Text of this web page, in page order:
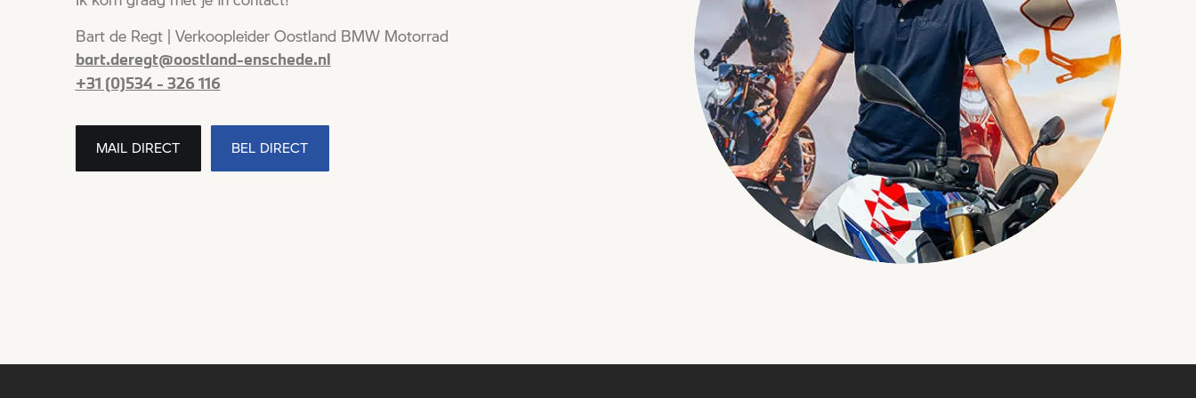
Bart de Regt | Verkoopleider Oostland BMW Motorrad
bart.deregt@oostland-enschede.nl
+31 (0)534 - 326 116
MAIL DIRECT BEL DIRECT